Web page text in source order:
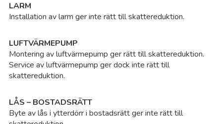
LARM
Installation av larm ger inte rätt till skattereduktion.
LUFTVÄRMEPUMP
Montering av luftvärmepump ger rätt till skattereduktion.
Service av luftvärmepump ger dock inte rätt till
skattereduktion.
LÅS – BOSTADSRÄTT
Byte av lås i ytterdörr i bostadsrätt ger inte rätt till